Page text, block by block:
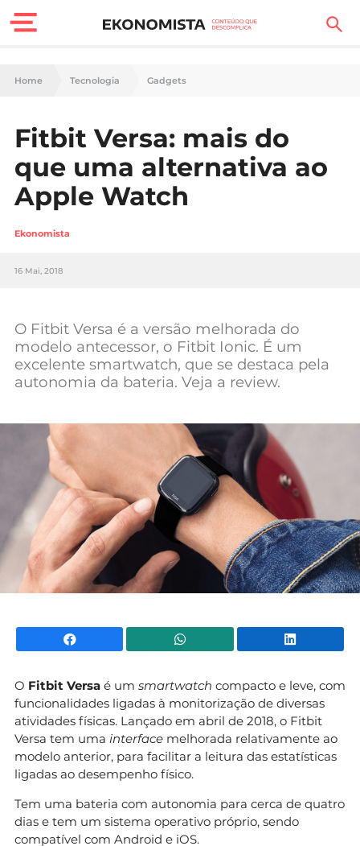
Finanças Pessoais
Carreira
Casa
Lifestyle
Sociedade
Negócios
Mundial 2026
Home Tecnologia Gadgets
Fitbit Versa: mais do
que uma alternativa ao
Apple Watch
Ekonomista
16 Mai, 2018
O Fitbit Versa é a versão melhorada do
modelo antecessor, o Fitbit Ionic. É um
excelente smartwatch, que se destaca pela
autonomia da bateria. Veja a review.
Facebook WhatsApp
O Fitbit Versa é um smartwatch compacto e leve, com
funcionalidades ligadas à monitorização de diversas
atividades físicas. Lançado em abril de 2018, o Fitbit
Versa tem uma interface melhorada relativamente ao
modelo anterior, para facilitar a leitura das estatísticas
ligadas ao desempenho físico.
Tem uma bateria com autonomia para cerca de quatro
dias e tem um sistema operativo próprio, sendo
compatível com Android e iOS.